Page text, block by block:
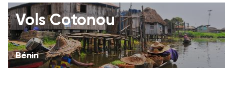
Bénin
Vols Cotonou